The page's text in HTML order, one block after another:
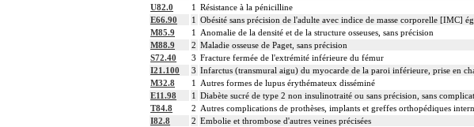
U82.0
1 Résistance à la pénicilline
E66.90
1 Obésité sans précision de l'adulte avec indice de masse corporelle [IMC]
M85.9
1
Anomalie de la densité et de la structure osseuses, sans précision
M88.9
2 Maladie osseuse de Paget, sans précision
S72.40
3 Fracture fermée de l'extrémité inférieure du fémur
I21.100
3 Infarctus (transmural aigu) du myocarde de la paroi inférieure, prise en
M32.8
1
Autres formes de lupus érythémateux disséminé
E11.98
1 Diabète sucré de type 2 non insulinotraité ou sans précision, sans
T84.8
2 Autres complications de prothèses, implants et greffes orthopédiques
I82.8
2 Embolie et thrombose d'autres veines précisées